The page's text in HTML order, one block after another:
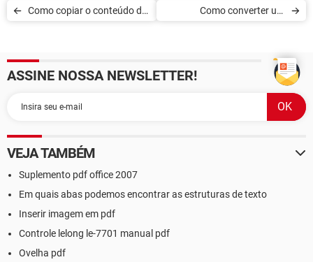
Como copiar o conteúdo de
Como converter um
ASSINE NOSSA NEWSLETTER!
VEJA TAMBÉM
Suplemento pdf office 2007
Em quais abas podemos encontrar as estruturas de texto
Inserir imagem em pdf
Controle lelong le-7701 manual pdf
Ovelha pdf